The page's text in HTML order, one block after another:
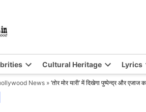
Cultural Heritage Lyrics
News » ‘तोर मोर यारी’ में दिखेगा पुष्पेन्द्र और एजाज